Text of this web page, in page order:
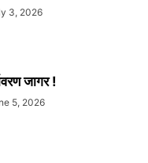
3, 2026
जागर !
5, 2026